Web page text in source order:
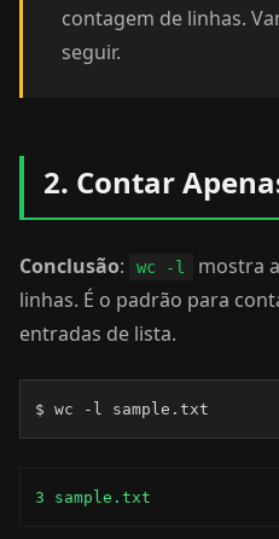
contagem de linhas.
seguir.
2. Contar
Conclusão: wc -l
mostra
linhas. É o padrão para
entradas de lista.
$ wc -l sample.txt
3 sample.txt